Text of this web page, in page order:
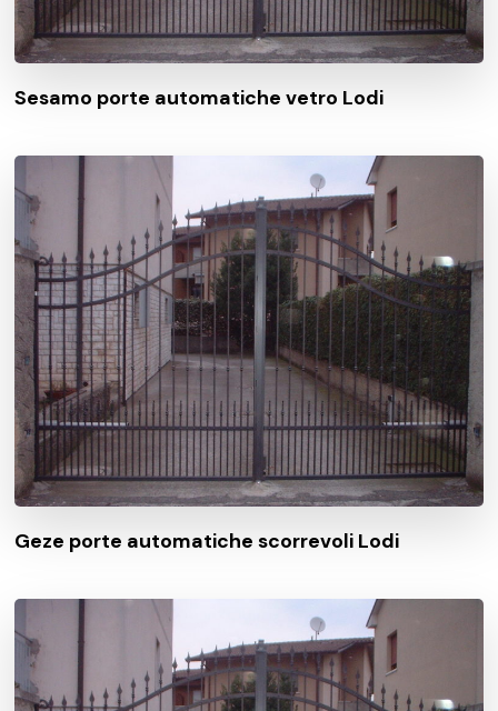
Sesamo porte automatiche vetro Lodi
Geze porte automatiche scorrevoli Lodi